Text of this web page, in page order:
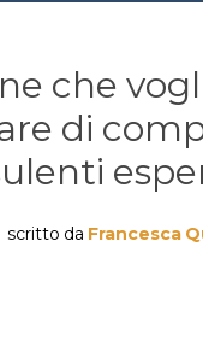
che
di
scritto da Francesca